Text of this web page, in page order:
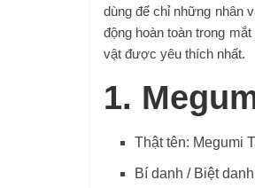
dùng để chỉ những nhân
động hoàn toàn trong
vật được yêu thích nhất.
1.
Thật tên: Megumi
Bí danh / Biệt